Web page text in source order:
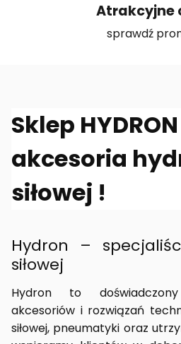
Atrakcyjne
sprawdź
Sklep
akcesoria
siłowej !
Hydron –
siłowej
Hydron to
akcesoriów i rozwiązań
siłowej, pneumatyki oraz